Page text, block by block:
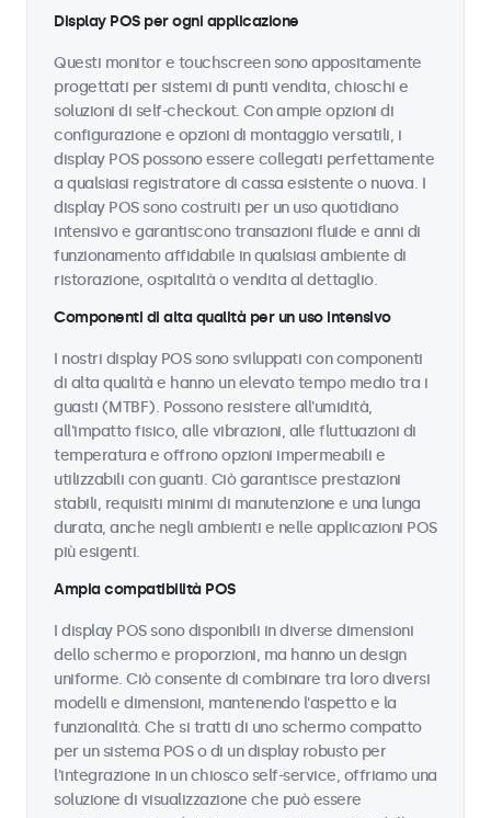
Display POS per ogni applicazione
Questi monitor e touchscreen sono appositamente
progettati per sistemi di punti vendita, chioschi e
soluzioni di self-checkout. Con ampie opzioni di
configurazione e opzioni di montaggio versatili, i
display POS possono essere collegati perfettamente
a qualsiasi registratore di cassa esistente o nuova. I
display POS sono costruiti per un uso quotidiano
intensivo e garantiscono transazioni fluide e anni di
funzionamento affidabile in qualsiasi ambiente di
ristorazione, ospitalità o vendita al dettaglio.
Componenti di alta qualità per un uso intensivo
I nostri display POS sono sviluppati con componenti
di alta qualità e hanno un elevato tempo medio tra i
guasti (MTBF). Possono resistere all'umidità,
all'impatto fisico, alle vibrazioni, alle fluttuazioni di
temperatura e offrono opzioni impermeabili e
utilizzabili con guanti. Ciò garantisce prestazioni
stabili, requisiti minimi di manutenzione e una lunga
durata, anche negli ambienti e nelle applicazioni POS
più esigenti.
Ampia compatibilità POS
I display POS sono disponibili in diverse dimensioni
dello schermo e proporzioni, ma hanno un design
uniforme. Ciò consente di combinare tra loro diversi
modelli e dimensioni, mantenendo l'aspetto e la
funzionalità. Che si tratti di uno schermo compatto
per un sistema POS o di un display robusto per
l'integrazione in un chiosco self-service, offriamo una
soluzione di visualizzazione che può essere